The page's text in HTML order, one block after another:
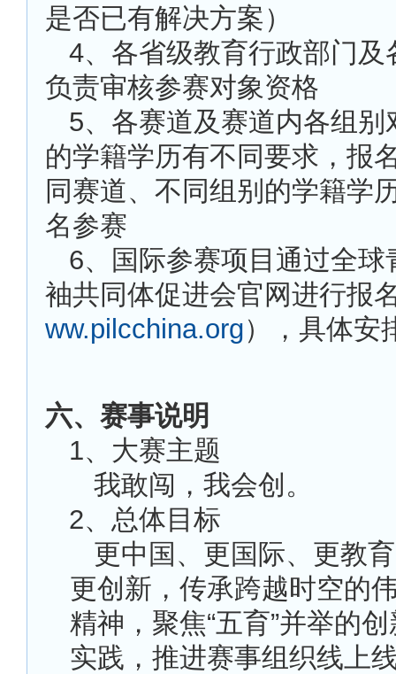
是否已有解决方案）
4、各省级教育行政部门及
负责审核参赛对象资格
5、各赛道及赛道内各组别
的学籍学历有不同要求，报
同赛道、不同组别的学籍学
名参赛
6、国际参赛项目通过全球
袖共同体促进会官网进行报
ww.pilcchina.org），具体安
六、赛事说明
1、大赛主题
我敢闯，我会创。
2、总体目标
更中国、更国际、更教
更创新，传承跨越时空的
精神，聚焦“五育”并举的
实践，推进赛事组织线上